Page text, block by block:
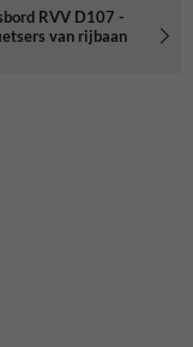
RVV D107 -
van rijbaan